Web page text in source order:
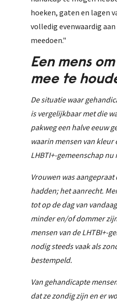
hoeken, gaten en lagen
volledig evenwaardig
meedoen."
Een mens
mee te
De situatie waar
is vergelijkbaar met die
pakweg een halve eeuw
waarin mensen van kleur
LHBTI+-gemeenschap nu
Vrouwen was
hadden; het aanrecht.
tot op de dag van
minder en/of dommer
mensen van de LHTBI+-
nodig steeds vaak als
bestempeld.
Van gehandicapte
dat ze zondig zijn en er